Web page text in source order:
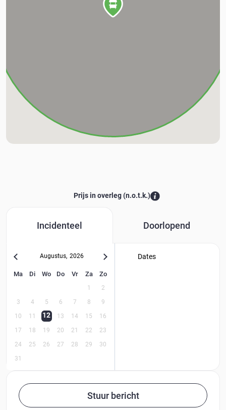
Prijs in overleg (n.o.t.k.):
Incidenteel Doorlopend
Augustus, 2026
Ma Di Wo Do Vr Za Zo
1
2
3
4 5 6 7 8
9
10
11 12 13 14 15
16
17
18 19 20 21 22
23
24
25 26 27 28 29
30
31
Dates
Stuur bericht